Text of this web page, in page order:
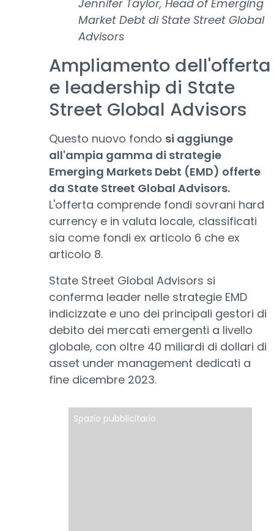
Jennifer Taylor, Head of Emerging
Market Debt di State Street Global
Advisors
Ampliamento dell'offerta
e leadership di State
Street Global Advisors
Questo nuovo fondo si aggiunge
all'ampia gamma di strategie
Emerging Markets Debt (EMD) offerte
da State Street Global Advisors.
L'offerta comprende fondi sovrani hard
currency e in valuta locale, classificati
sia come fondi ex articolo 6 che ex
articolo 8.
State Street Global Advisors si
conferma leader nelle strategie EMD
indicizzate e uno dei principali gestori di
debito dei mercati emergenti a livello
globale, con oltre 40 miliardi di dollari di
asset under management dedicati a
fine dicembre 2023.
Spazio pubblicitario